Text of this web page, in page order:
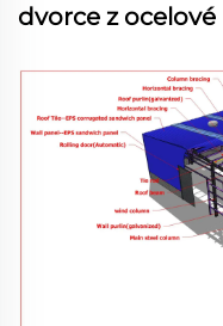
dvorce z